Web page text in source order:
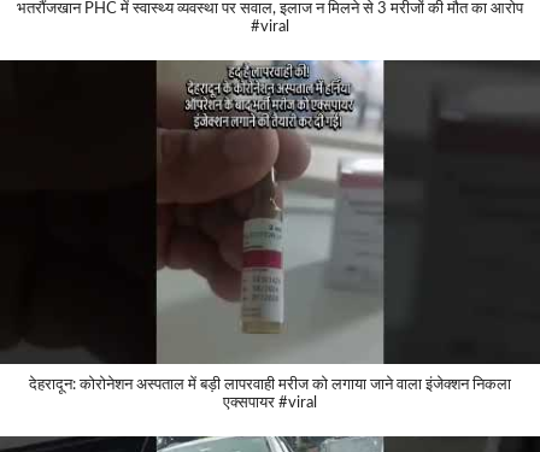
भतरौंजखान PHC में स्वास्थ्य व्यवस्था पर सवाल, इलाज न मिलने से 3 मरीजों की मौत का आरोप
#viral
देहरादून: कोरोनेशन अस्पताल में बड़ी लापरवाही मरीज को लगाया जाने वाला इंजेक्शन निकला
एक्सपायर #viral